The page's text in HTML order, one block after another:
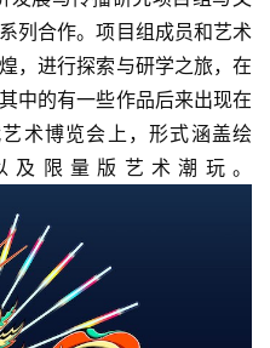
列合作。项目组成员和艺术
，进行探索与研学之旅，在
中的有一些作品后来出现在
术博览会上，形式涵盖绘
限量版艺术潮玩。